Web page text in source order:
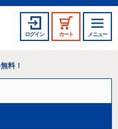
ログイン カート メニュー
料！